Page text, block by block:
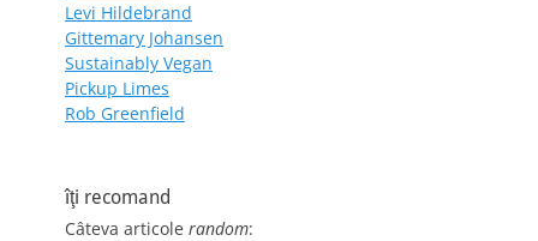
Levi Hildebrand
Gittemary Johansen
Sustainably Vegan
Pickup Limes
Rob Greenfield
îţi recomand
Câteva articole random: